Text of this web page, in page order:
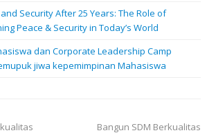
Security After 25 Years: The Role of
Peace & Security in Today’s World
dan Corporate Leadership Camp
jiwa kepemimpinan Mahasiswa
next
Bangun SDM Berkualitas